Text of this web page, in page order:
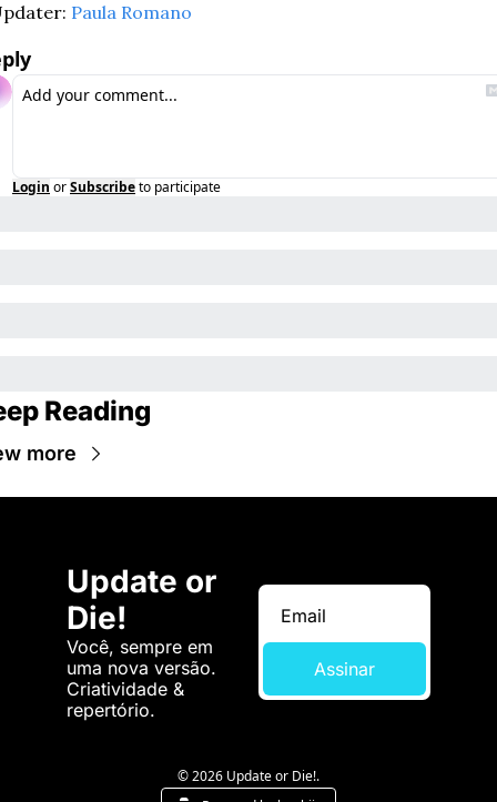
Paula Romano
Login orSubscribeto participate
Reading
more
Update or
Die!
Você, sempre em
uma nova versão.
Criatividade &
repertório.
Assinar
© 2026 Update or Die!.